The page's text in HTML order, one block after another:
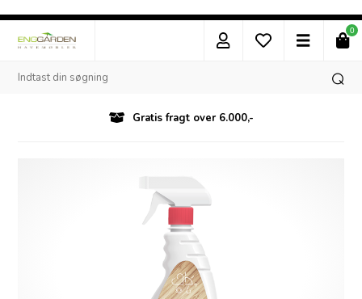
0
Gratis fragt over 6.000,-